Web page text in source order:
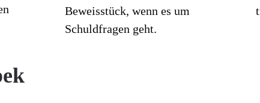
Beweisstück, wenn es um
Schuldfragen geht.